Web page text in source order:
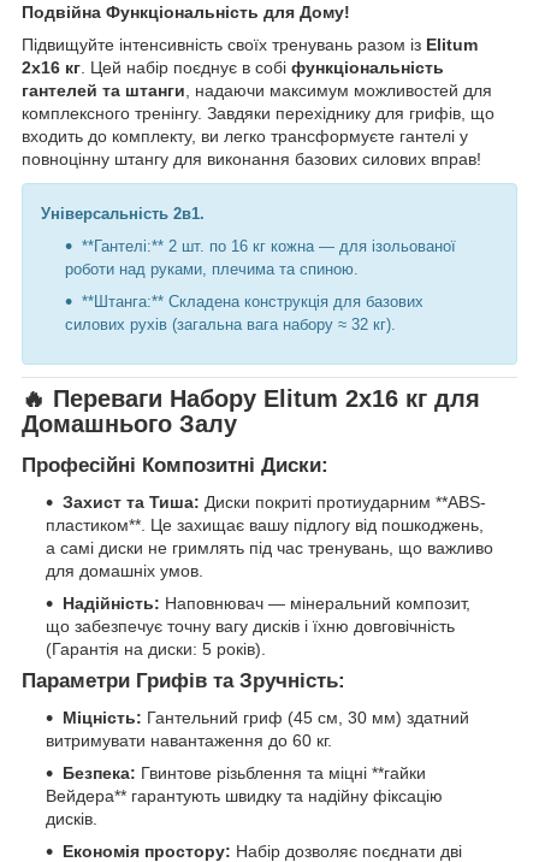
Подвійна Функціональність для Дому!
Підвищуйте інтенсивність своїх тренувань разом із Elitum
2х16 кг . Цей набір поєднує в собі функціональність
гантелей та штанги , надаючи максимум можливостей для
комплексного тренінгу. Завдяки перехіднику для грифів, що
входить до комплекту, ви легко трансформуєте гантелі у
повноцінну штангу для виконання базових силових вправ!
Універсальність 2в1.
**Гантелі:** 2 шт. по 16 кг кожна — для ізольованої
роботи над руками, плечима та спиною.
**Штанга:** Складена конструкція для базових
силових рухів (загальна вага набору ≈ 32 кг).
🔥 Переваги Набору Elitum 2х16 кг для
Домашнього Залу
Професійні Композитні Диски:
Захист та Тиша: Диски покриті протиударним **ABS-
пластиком**. Це захищає вашу підлогу від пошкоджень,
а самі диски не гримлять під час тренувань, що важливо
для домашніх умов.
Надійність: Наповнювач — мінеральний композит,
що забезпечує точну вагу дисків і їхню довговічність
(Гарантія на диски: 5 років).
Параметри Грифів та Зручність:
Міцність: Гантельний гриф (45 см, 30 мм) здатний
витримувати навантаження до 60 кг.
Безпека: Гвинтове різьблення та міцні **гайки
Вейдера** гарантують швидку та надійну фіксацію
дисків.
Економія простору: Набір дозволяє поєднати дві